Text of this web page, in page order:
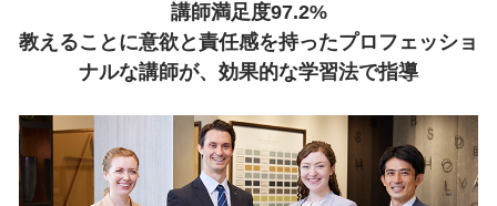
講師満足度97.2%
教えることに意欲と責任感を持ったプロフェッショ
ナルな講師が、効果的な学習法で指導